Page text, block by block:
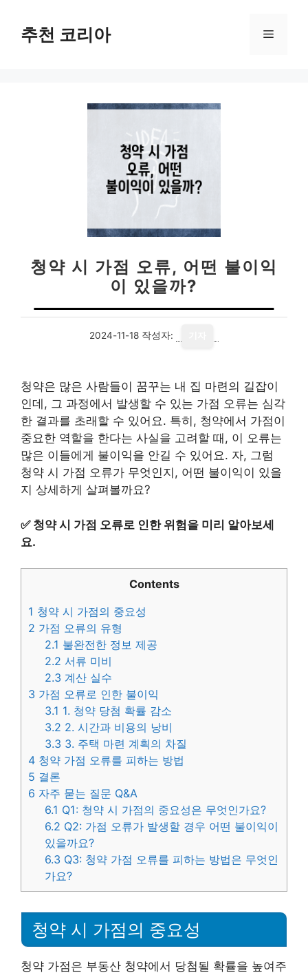
추천 코리아 메
청약 시 가점 오류, 어떤 불이익
이 있을까?
2024-11-18 작성자:
청약은 많은 사람들이 꿈꾸는 내 집 마련의 길잡이
인데, 그 과정에서 발생할 수 있는 가점 오류는 심각
한 결과를 초래할 수 있어요. 특히, 청약에서 가점이
중요한 역할을 한다는 사실을 고려할 때, 이 오류는
많은 이들에게 불이익을 안길 수 있어요. 자, 그럼
청약 시 가점 오류가 무엇인지, 어떤 불이익이 있을
지 상세하게 살펴볼까요?
✅ 청약 시 가점 오류로 인한 위험을 미리 알아보세
요.
Contents
1 청약 시 가점의 중요성
2 가점 오류의 유형
2.1 불완전한 정보 제공
2.2 서류 미비
2.3 계산 실수
3 가점 오류로 인한 불이익
3.1 1. 청약 당첨 확률 감소
3.2 2. 시간과 비용의 낭비
3.3 3. 주택 마련 계획의 차질
4 청약 가점 오류를 피하는 방법
5 결론
6 자주 묻는 질문 Q&A
6.1 Q1: 청약 시 가점의 중요성은 무엇인가요?
6.2 Q2: 가점 오류가 발생할 경우 어떤 불이익이
있을까요?
6.3 Q3: 청약 가점 오류를 피하는 방법은 무엇인
가요?
청약 시 가점의 중요성
청약 가점은 부동산 청약에서 당첨될 확률을 높여주